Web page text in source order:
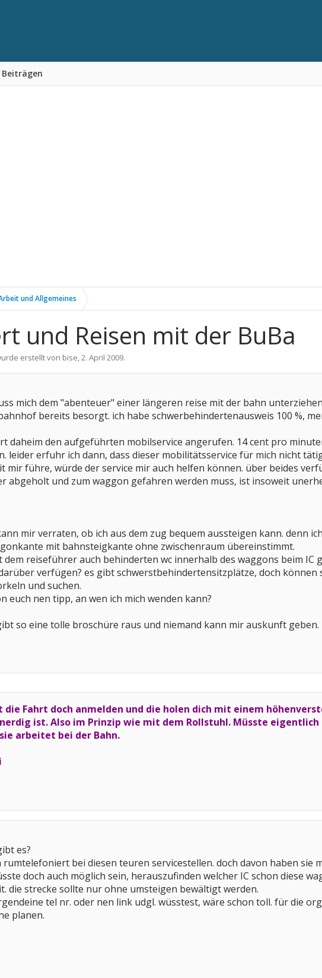
und Allgemeines
und Reisen mit der BuBa
erstellt von bise,2. April 2009.
mich dem "abenteuer" einer längeren reise mit der bahn
bereits besorgt. ich habe schwerbehindertenausweis 100 %,
daheim den aufgeführten mobilservice angerufen. 14 cent pro
leider erfuhr ich dann, dass dieser mobilitätsservice für mich nicht
mir führe, würde der service mir auch helfen können. über beides
abgeholt und zum waggon gefahren werden muss, ist insoweit
mir verraten, ob ich aus dem zug bequem aussteigen kann. denn
mit bahnsteigkante ohne zwischenraum übereinstimmt.
dem reiseführer auch behinderten wc innerhalb des waggons beim IC
verfügen? es gibt schwerstbehindertensitzplätze, doch
und suchen.
euch nen tipp, an wen ich mich wenden kann?
so eine tolle broschüre raus und niemand kann mir auskunft geben.
die Fahrt doch anmelden und die holen dich mit einem
ist. Also im Prinzip wie mit dem Rollstuhl. Müsste
arbeitet bei der Bahn.
es?
rumtelefoniert bei diesen teuren servicestellen. doch davon haben sie
doch auch möglich sein, herauszufinden welcher IC schon diese
die strecke sollte nur ohne umsteigen bewältigt werden.
tel nr. oder nen link udgl. wüsstest, wäre schon toll. für die
planen.